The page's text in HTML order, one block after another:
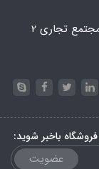
تهران - جاده امام رضا - شهرک خاورشهر - مجتمع تجاری 2
باخبر شوید:
عضویت